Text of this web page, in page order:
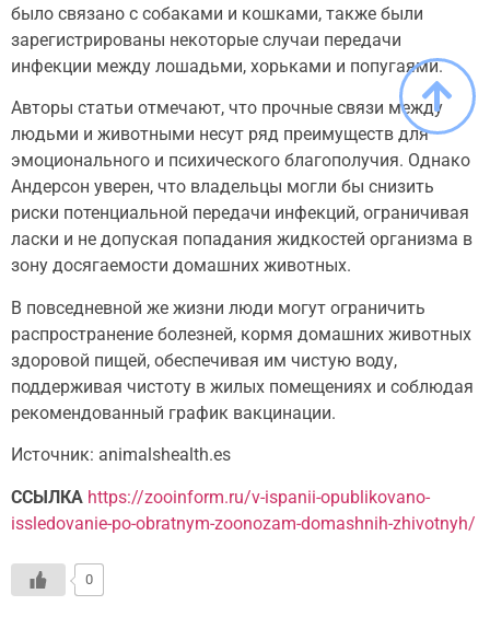
было связано с собаками и кошками, также были
зарегистрированы некоторые случаи передачи
инфекции между лошадьми, хорьками и попугаями.
Авторы статьи отмечают, что прочные связи между
людьми и животными несут ряд преимуществ для
эмоционального и психического благополучия. Однако
Андерсон уверен, что владельцы могли бы снизить
риски потенциальной передачи инфекций, ограничивая
ласки и не допуская попадания жидкостей организма в
зону досягаемости домашних животных.
В повседневной же жизни люди могут ограничить
распространение болезней, кормя домашних животных
здоровой пищей, обеспечивая им чистую воду,
поддерживая чистоту в жилых помещениях и соблюдая
рекомендованный график вакцинации.
Источник: animalshealth.es
ССЫЛКА https://zooinform.ru/v-ispanii-opublikovano-
issledovanie-po-obratnym-zoonozam-domashnih-zhivotnyh/
0